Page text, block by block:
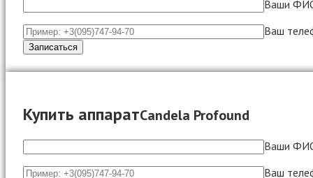
Ваши
Ваш
Купить аппаратCandela Profound
Ваши
Ваш